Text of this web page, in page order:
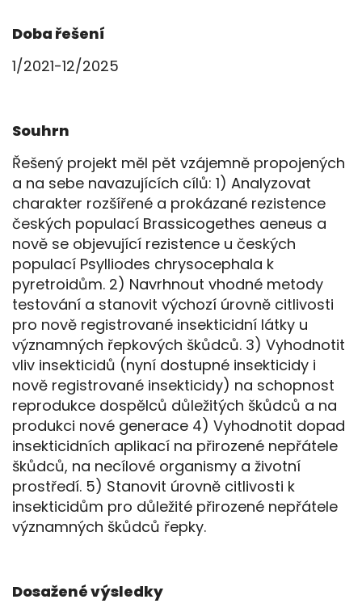
Doba řešení
1/2021-12/2025
Souhrn
Řešený projekt měl pět vzájemně propojených
a na sebe navazujících cílů: 1) Analyzovat
charakter rozšířené a prokázané rezistence
českých populací Brassicogethes aeneus a
nově se objevující rezistence u českých
populací Psylliodes chrysocephala k
pyretroidům. 2) Navrhnout vhodné metody
testování a stanovit výchozí úrovně citlivosti
pro nově registrované insekticidní látky u
významných řepkových škůdců. 3) Vyhodnotit
vliv insekticidů (nyní dostupné insekticidy i
nově registrované insekticidy) na schopnost
reprodukce dospělců důležitých škůdců a na
produkci nové generace 4) Vyhodnotit dopad
insekticidních aplikací na přirozené nepřátele
škůdců, na necílové organismy a životní
prostředí. 5) Stanovit úrovně citlivosti k
insekticidům pro důležité přirozené nepřátele
významných škůdců řepky.
Dosažené výsledky